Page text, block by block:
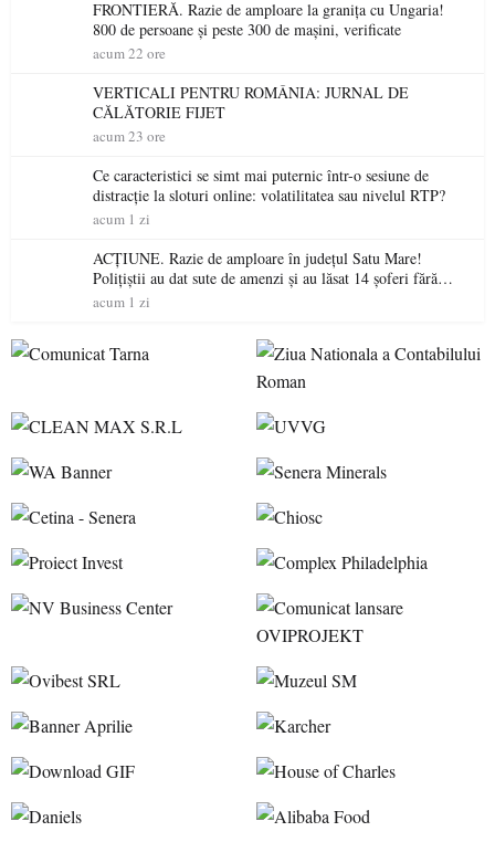
FRONTIERĂ. Razie de amploare la granița cu Ungaria!
800 de persoane și peste 300 de mașini, verificate
acum 22 ore
VERTICALI PENTRU ROMÂNIA: JURNAL DE
CĂLĂTORIE FIJET
acum 23 ore
Ce caracteristici se simt mai puternic într-o sesiune de
distracție la sloturi online: volatilitatea sau nivelul RTP?
acum 1 zi
ACȚIUNE. Razie de amploare în județul Satu Mare!
Polițiștii au dat sute de amenzi și au lăsat 14 șoferi fără
permis într-o singură zi
acum 1 zi